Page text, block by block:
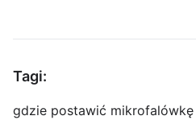
Tagi:
gdzie postawić mikrofalówkę